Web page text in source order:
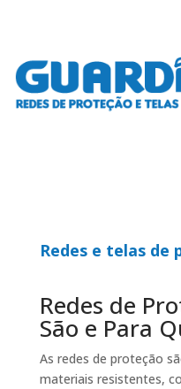
Redes e telas
Redes de
São e Para
As redes de proteção
materiais resistentes,